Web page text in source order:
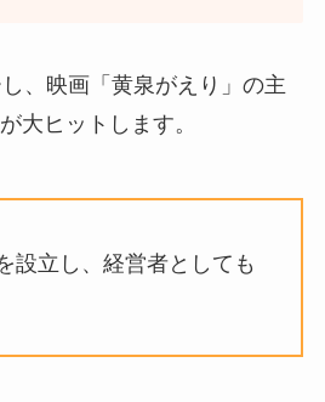
、映画「黄泉がえり」の主
大ヒットします。
設立し、経営者としても